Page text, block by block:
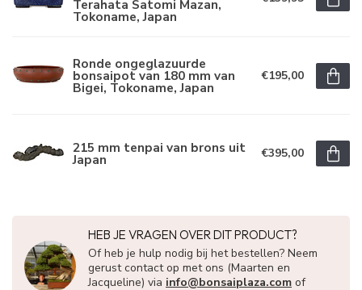
Terahata Satomi Mazan,
Tokoname, Japan
Ronde ongeglazuurde
bonsaipot van 180 mm van
Bigei, Tokoname, Japan
€195,00
215 mm tenpai van brons uit
Japan €395,00
HEB JE VRAGEN OVER DIT PRODUCT?
Of heb je hulp nodig bij het bestellen? Neem
gerust contact op met ons (Maarten en
Jacqueline) via info@bonsaiplaza.com of